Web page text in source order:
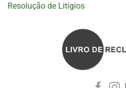
Resolução de Litígios